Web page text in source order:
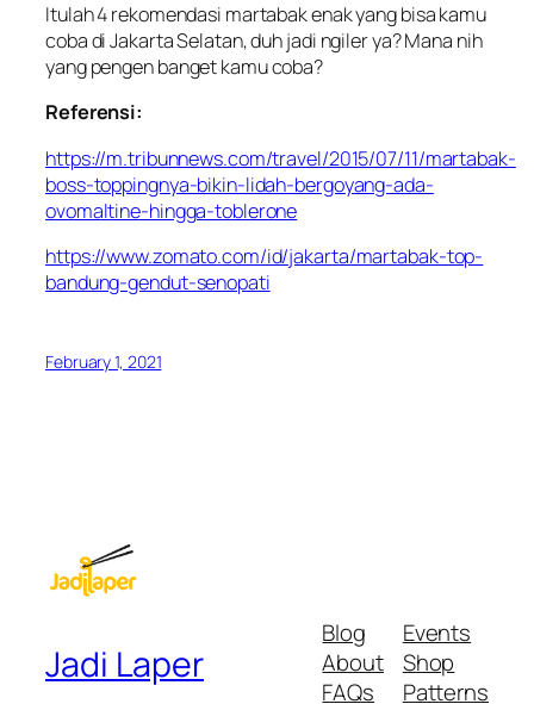
Itulah 4 rekomendasi martabak enak yang bisa kamu
coba di Jakarta Selatan, duh jadi ngiler ya? Mana nih
yang pengen banget kamu coba?
Referensi:
https://m.tribunnews.com/travel/2015/07/11/martabak-
boss-toppingnya-bikin-lidah-bergoyang-ada-
ovomaltine-hingga-toblerone
https://www.zomato.com/id/jakarta/martabak-top-
bandung-gendut-senopati
February 1, 2021
Jadi Laper
Blog
About
FAQs
Events
Shop
Patterns